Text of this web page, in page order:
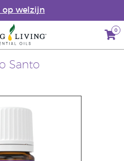
op welzijn
0
Santo